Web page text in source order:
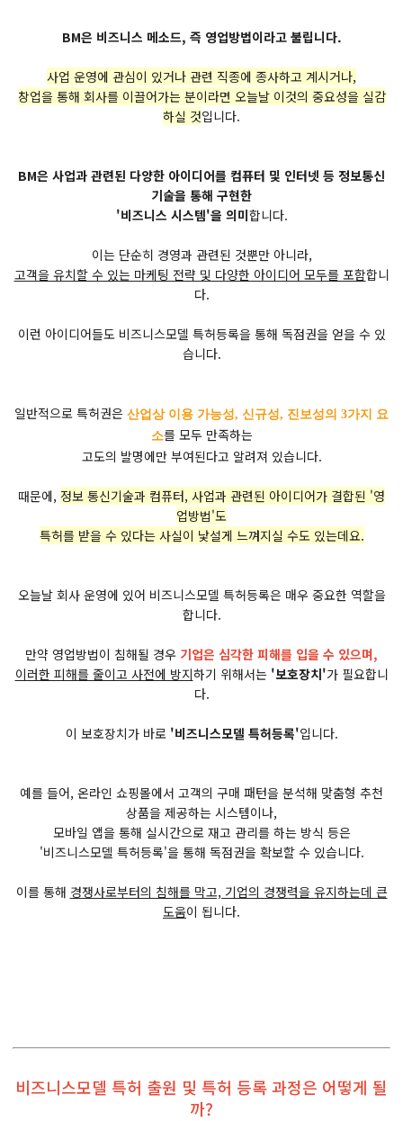
BM은 비즈니스 메소드, 즉 영업방법이라고 불립니다.
사업 운영에 관심이 있거나 관련 직종에 종사하고 계시거나,
창업을 통해 회사를 이끌어가는 분이라면 오늘날 이것의 중요성을 실감
하실 것입니다.
BM은 사업과 관련된 다양한 아이디어를 컴퓨터 및 인터넷 등 정보통신
기술을 통해 구현한
'비즈니스 시스템'을 의미합니다.
이는 단순히 경영과 관련된 것뿐만 아니라,
고객을 유치할 수 있는 마케팅 전략 및 다양한 아이디어 모두를 포함합니
다.
이런 아이디어들도 비즈니스모델 특허등록을 통해 독점권을 얻을 수 있
습니다.
일반적으로 특허권은 산업상 이용 가능성, 신규성, 진보성의 3가지 요
소를 모두 만족하는
고도의 발명에만 부여된다고 알려져 있습니다.
때문에, 정보 통신기술과 컴퓨터, 사업과 관련된 아이디어가 결합된 '영
업방법'도
특허를 받을 수 있다는 사실이 낯설게 느껴지실 수도 있는데요.
오늘날 회사 운영에 있어 비즈니스모델 특허등록은 매우 중요한 역할을
합니다.
만약 영업방법이 침해될 경우 기업은 심각한 피해를 입을 수 있으며,
이러한 피해를 줄이고 사전에 방지하기 위해서는 '보호장치'가 필요합니
다.
이 보호장치가 바로 '비즈니스모델 특허등록'입니다.
예를 들어, 온라인 쇼핑몰에서 고객의 구매 패턴을 분석해 맞춤형 추천
상품을 제공하는 시스템이나,
모바일 앱을 통해 실시간으로 재고 관리를 하는 방식 등은
'비즈니스모델 특허등록'을 통해 독점권을 확보할 수 있습니다.
이를 통해 경쟁사로부터의 침해를 막고, 기업의 경쟁력을 유지하는데 큰
도움이 됩니다.
비즈니스모델 특허 출원 및 특허 등록 과정은 어떻게 될
까?